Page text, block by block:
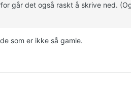
går det også raskt å skrive ned.
som er ikke så gamle.